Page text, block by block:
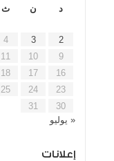
د
ن ث
2
3
4
9
10
11
16
17
18
23
24
25
30
31
« يوليو
إعلانات